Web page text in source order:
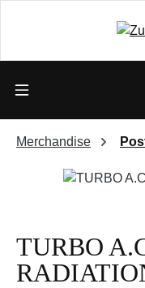
Merchandise
Bildergalerie
TURBO